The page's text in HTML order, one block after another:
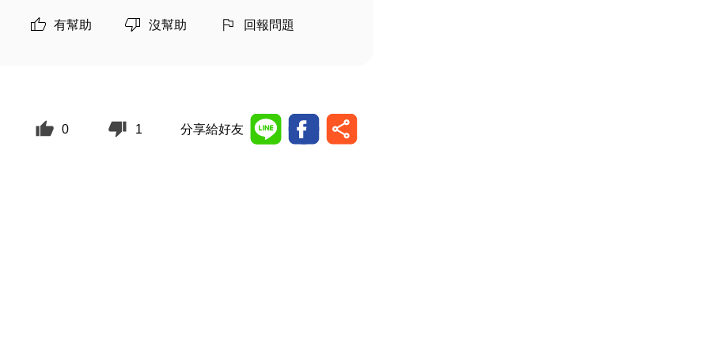
有幫助 沒幫助 回報問題
0 1 分享給好友